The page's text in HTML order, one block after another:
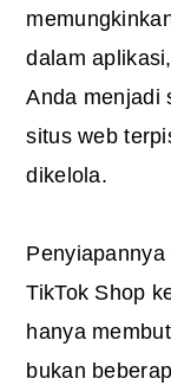
dalam
Anda menjadi
situs web
dikelola.
TikTok Shop
hanya
bukan